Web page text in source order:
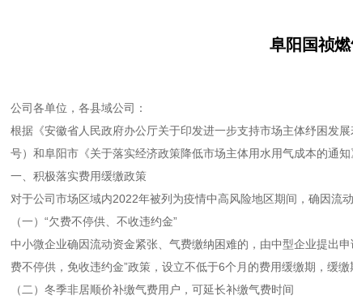
阜阳国祯
公司各单位，各县域公司：
根据《安徽省人民政府办公厅关于印发进一步支持市场主体纾困发
号）和阜阳市《关于落实经济政策降低市场主体用水用气成本的通
一、积极落实费用缓缴政策
对于公司市场区域内2022年被列为疫情中高风险地区期间，确因流
（一）“欠费不停供、不收违约金”
中小微企业确因流动资金紧张、气费缴纳困难的，由中型企业提出
费不停供，免收违约金”政策，设立不低于6个月的费用缓缴期，缓缴
（二）冬季非居顺价补缴气费用户，可延长补缴气费时间